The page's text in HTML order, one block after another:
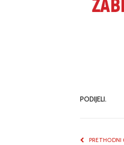
PODIJELI.
PRETHODNI